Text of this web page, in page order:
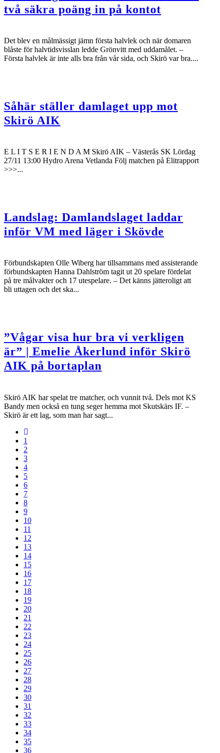
två säkra poäng in på kontot
Det blev en målmässigt jämn första halvlek och när domaren
blåste för halvtidsvisslan ledde Grönvitt med uddamålet. –
Första halvlek är inte alls bra från vår sida, och Skirö var bra....
Såhär ställer damlaget upp mot
Skirö AIK
E L I T S E R I E N D A M Skirö AIK – Västerås SK Lördag
27/11 13:00 Hydro Arena Vetlanda Följ matchen på Elitrapport
>>>...
Landslag: Damlandslaget laddar
inför VM med läger i Skövde
Förbundskapten Olle Wiberg har tillsammans med assisterande
förbundskapten Hanna Dahlström tagit ut 20 spelare fördelat
på tre målvakter och 17 utespelare. – Det känns jätteroligt att
bli uttagen och det ska...
”Vågar visa hur bra vi verkligen
är” | Emelie Åkerlund inför Skirö
AIK på bortaplan
Skirö AIK har spelat tre matcher, och vunnit två. Dels mot KS
Bandy men också en tung seger hemma mot Skutskärs IF. –
Skirö är ett lag, som man har sagt...
1
2
3
4
5
6
7
8
9
10
11
12
13
14
15
16
17
18
19
20
21
22
23
24
25
26
27
28
29
30
31
32
33
34
35
36